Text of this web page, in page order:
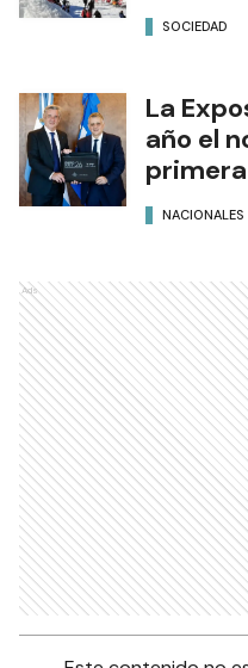
SOCIEDAD
La
año el
NACIONALES
Ads